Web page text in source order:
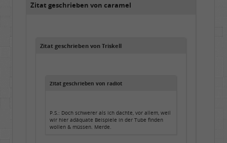
Zitat geschrieben von caramel
Zitat geschrieben von Triskell
Zitat geschrieben von radiot
P.S.: Doch schwerer als ich dachte, vor allem, weil
wir hier adäquate Beispiele in der Tube finden
wollen & müssen. Merde.